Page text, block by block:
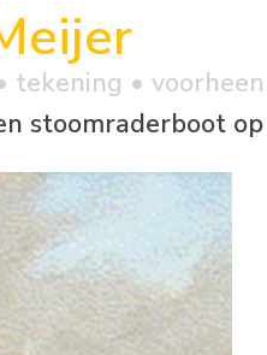
tekening •
stoomraderboot op